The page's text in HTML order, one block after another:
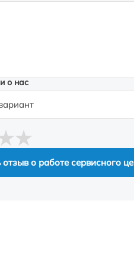
о нас
отзыв о работе сервисного